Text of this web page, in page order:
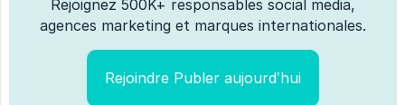
Rejoignez 500K+ responsables social media,
agences marketing et marques internationales.
Rejoindre Publer aujourd’hui